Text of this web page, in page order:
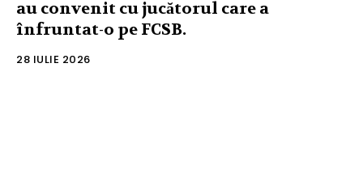
au convenit cu jucătorul care a
înfruntat-o pe FCSB.
28 IULIE 2026